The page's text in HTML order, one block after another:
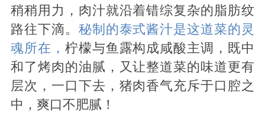
稍稍用力，肉汁就沿着错综复杂的脂肪纹
路往下滴。 秘制的泰式酱汁是这道菜的灵
魂所在， 柠檬与鱼露构成咸酸主调，既中
和了烤肉的油腻，又让整道菜的味道更有
层次，一口下去，猪肉香气充斥于口腔之
中，爽口不肥腻！